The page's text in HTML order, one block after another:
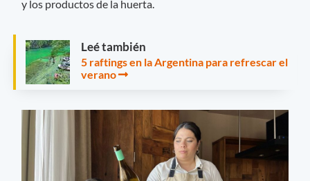
y los productos de la huerta.
Leé también
5 raftings en la Argentina para refrescar el
verano